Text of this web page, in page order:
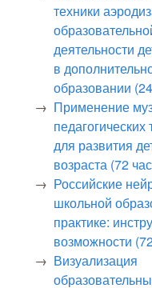
техники
деятельности
в
образовании
Применение
педагогических
для развития
возраста (72
Российские
школьной
практике:
возможности
Визуализация